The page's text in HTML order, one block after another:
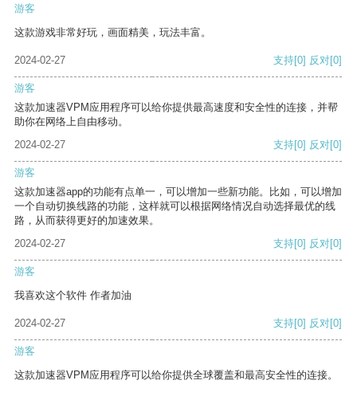
游客
这款游戏非常好玩，画面精美，玩法丰富。
2024-02-27 支持[0] 反对[0]
游客
这款加速器VPM应用程序可以给你提供最高速度和安全性的连接，并帮
助你在网络上自由移动。
2024-02-27
支持[0] 反对[0]
游客
这款加速器app的功能有点单一，可以增加一些新功能。比如，可以增加
一个自动切换线路的功能，这样就可以根据网络情况自动选择最优的线
路，从而获得更好的加速效果。
2024-02-27
支持[0] 反对[0]
游客
我喜欢这个软件 作者加油
2024-02-27 支持[0] 反对[0]
游客
这款加速器VPM应用程序可以给你提供全球覆盖和最高安全性的连接。